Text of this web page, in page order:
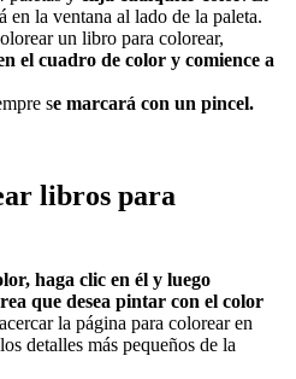
en la ventana al lado de la paleta.
un libro para colorear,
el cuadro de color y comience a
se marcará con un pincel.
libros para
haga clic en él y luego
que desea pintar con el color
la página para colorear en
detalles más pequeños de la